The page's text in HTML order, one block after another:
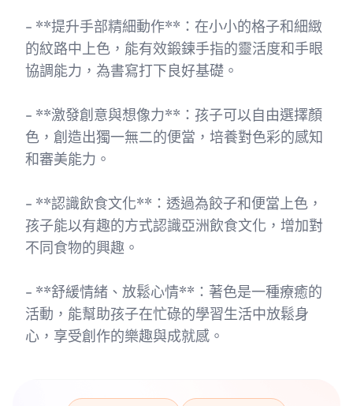
- **提升手部精細動作**：在小小的格子和細緻
的紋路中上色，能有效鍛鍊手指的靈活度和手眼
協調能力，為書寫打下良好基礎。
- **激發創意與想像力**：孩子可以自由選擇顏
色，創造出獨一無二的便當，培養對色彩的感知
和審美能力。
- **認識飲食文化**：透過為餃子和便當上色，
孩子能以有趣的方式認識亞洲飲食文化，增加對
不同食物的興趣。
- **舒緩情緒、放鬆心情**：著色是一種療癒的
活動，能幫助孩子在忙碌的學習生活中放鬆身
心，享受創作的樂趣與成就感。